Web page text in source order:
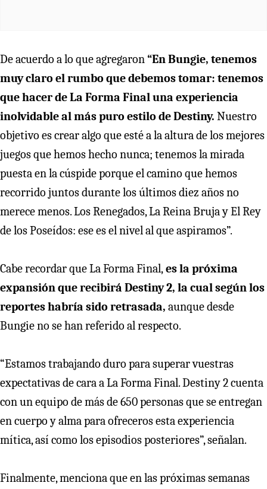
De acuerdo a lo que agregaron“En Bungie, tenemos
muy claro el rumbo que debemos tomar: tenemos
que hacer de La Forma Final una experiencia
inolvidable al más puro estilo de Destiny. Nuestro
objetivo es crear algo que esté a la altura de los mejores
juegos que hemos hecho nunca; tenemos la mirada
puesta en la cúspide porque el camino que hemos
recorrido juntos durante los últimos diez años no
merece menos. Los Renegados, La Reina Bruja y El Rey
de los Poseídos: ese es el nivel al que aspiramos”.
Cabe recordar que La Forma Final,es la próxima
expansión que recibirá Destiny 2, la cual según los
reportes habría sido retrasada, aunque desde
Bungie no se han referido al respecto.
“Estamos trabajando duro para superar vuestras
expectativas de cara a La Forma Final. Destiny 2 cuenta
con un equipo de más de 650 personas que se entregan
en cuerpo y alma para ofreceros esta experiencia
mítica, así como los episodios posteriores”, señalan.
Finalmente, menciona que en las próximas semanas